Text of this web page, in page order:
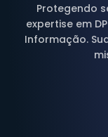
Protegendo
expertise em
Informação.